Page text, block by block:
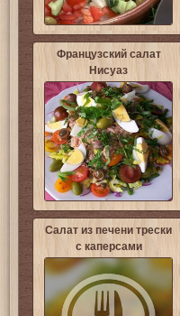
Французский салат
Нисуаз
Салат из печени трески
с каперсами